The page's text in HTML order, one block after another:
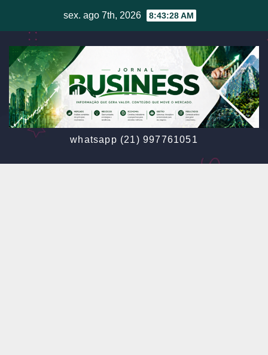
content
sex. ago 7th, 2026 8:43:31 AM
whatsapp (21) 997761051